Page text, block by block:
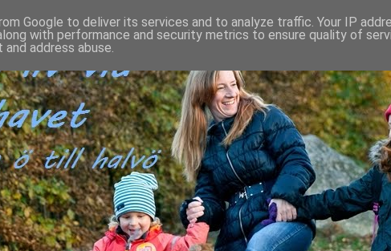
Google to deliver its services and to analyze traffic. Your IP
with performance and security metrics to ensure quality of
address abuse.